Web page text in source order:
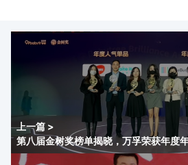
上一篇 >
第八届金树奖榜单揭晓，万孚荣获年度